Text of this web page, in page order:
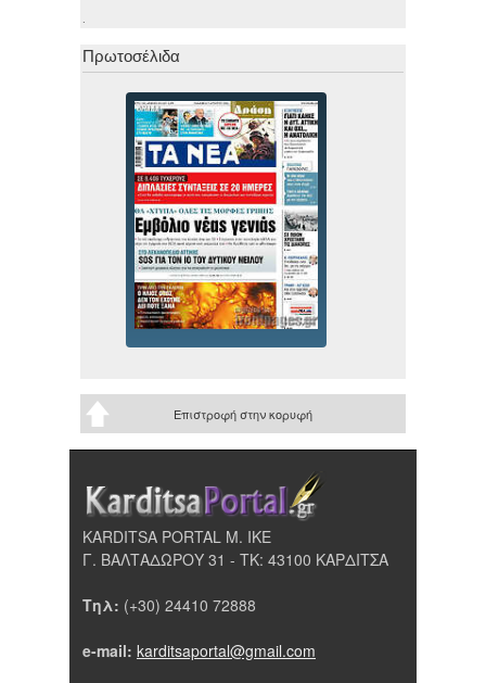
.
Πρωτοσέλιδα
Επιστροφή στην κορυφή
KARDITSA PORTAL Μ. ΙΚΕ
Γ. ΒΑΛΤΑΔΩΡΟΥ 31 - ΤΚ: 43100 ΚΑΡΔΙΤΣΑ
Τηλ: (+30) 24410 72888
e-mail: karditsaportal@gmail.com